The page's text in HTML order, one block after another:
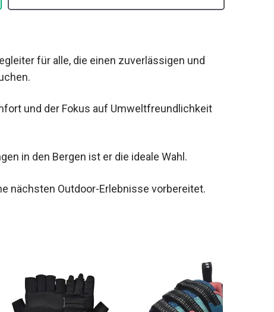
für alle, die einen zuverlässigen und
und der Fokus auf Umweltfreundlichkeit